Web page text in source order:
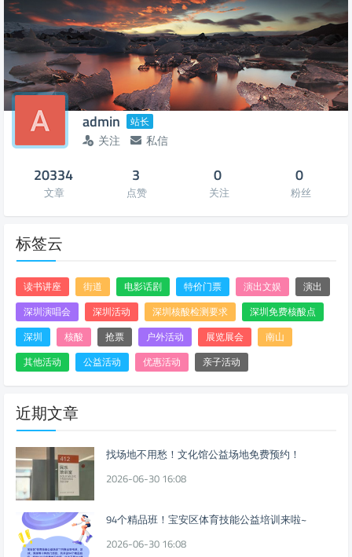
admin 站长
关注 私信
20334
文章
3
点赞
0
关注
0
粉丝
标签云
读书讲座 街道 电影话剧 特价门票 演出文娱
演出
深圳演唱会
深圳活动 深圳核酸检测要求
深圳免费核酸点
深圳
核酸 抢票 户外活动 展览展会
南山
其他活动
公益活动 优惠活动 亲子活动
近期文章
找场地不用愁！文化馆公益场地免费预约！
2026-06-30 16:08
94个精品班！宝安区体育技能公益培训来啦~
2026-06-30 16:08